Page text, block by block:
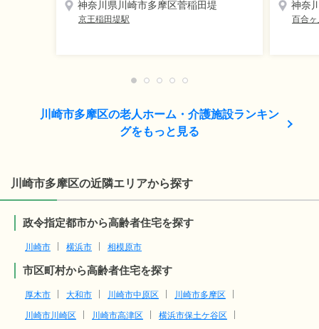
神奈川県川崎市多摩区菅稲田堤
京王稲田堤駅
神奈
百合
川崎市多摩区の老人ホーム・介護施設ランキン
グをもっと見る
川崎市多摩区の近隣エリアから探す
政令指定都市から高齢者住宅を探す
川崎市 横浜市 相模原市
市区町村から高齢者住宅を探す
厚木市 大和市 川崎市中原区
川崎市多摩区
川崎市川崎区
川崎市高津区
横浜市保土ケ谷区